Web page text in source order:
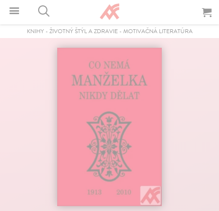
KNIHY- ŽIVOTNÝ ŠTÝL A ZDRAVIE- MOTIVAČNÁ LITERATÚRA